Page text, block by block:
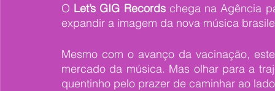
O Let’s GIG Records chega na Agência
expandir a imagem da nova música
Mesmo com o avanço da vacinação,
mercado da música. Mas olhar para a
quentinho pelo prazer de caminhar ao